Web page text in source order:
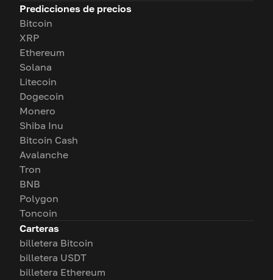
Predicciones de precios
Bitcoin
XRP
Ethereum
Solana
Litecoin
Dogecoin
Monero
Shiba Inu
Bitcoin Cash
Avalanche
Tron
BNB
Polygon
Toncoin
Carteras
billetera Bitcoin
billetera USDT
billetera Ethereum